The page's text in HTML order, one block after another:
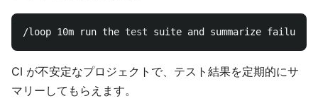
/loop 10m run the test
CI が不安定なプロジェクトで、テスト結果を定期的にサ
マリーしてもらえます。